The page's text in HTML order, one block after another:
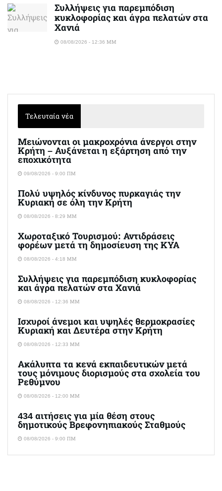
Συλλήψεις για παρεμπόδιση
κυκλοφορίας και άγρα πελατών στα
Χανιά
08/08/2026 - 12:36 ΜΜ
Τελευταία νέα
Μειώνονται οι μακροχρόνια άνεργοι στην
Κρήτη – Αυξάνεται η εξάρτηση από την
εποχικότητα
09/08/2026 - 9:00 ΠΜ
Πολύ υψηλός κίνδυνος πυρκαγιάς την
Κυριακή σε όλη την Κρήτη
08/08/2026 - 8:29 ΜΜ
Χωροταξικό Τουρισμού: Αντιδράσεις
φορέων μετά τη δημοσίευση της ΚΥΑ
08/08/2026 - 4:18 ΜΜ
Συλλήψεις για παρεμπόδιση κυκλοφορίας
και άγρα πελατών στα Χανιά
08/08/2026 - 12:36 ΜΜ
Ισχυροί άνεμοι και υψηλές θερμοκρασίες
Κυριακή και Δευτέρα στην Κρήτη
08/08/2026 - 12:33 ΜΜ
Ακάλυπτα τα κενά εκπαιδευτικών μετά
τους μόνιμους διορισμούς στα σχολεία του
Ρεθύμνου
08/08/2026 - 12:00 ΜΜ
434 αιτήσεις για μία θέση στους
δημοτικούς Βρεφονηπιακούς Σταθμούς
08/08/2026 - 9:00 ΠΜ